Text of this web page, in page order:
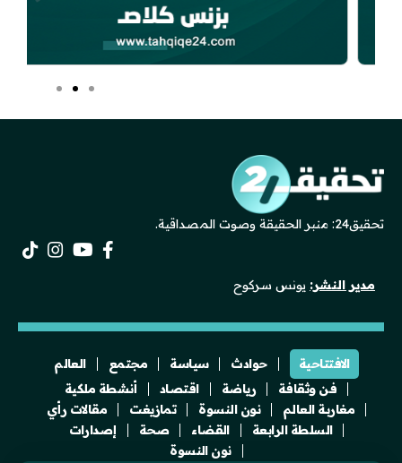
تحقيق24: منبر الحقيقة وصوت المصداقية.
مدير النشر: يونس سركوح
الافتتاحية حوادث سياسة مجتمع
العالم
فن وثقافة
رياضة اقتصاد
أنشطة ملكية
مغاربة العالم
نون النسوة تمازيغت
مقالات رأي
السلطة الرابعة
القضاء صحة
إصدارات
نون النسوة